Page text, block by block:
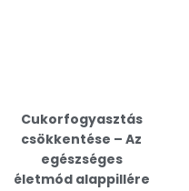
Cukorfogyasztás
csökkentése – Az
egészséges
életmód alappillére